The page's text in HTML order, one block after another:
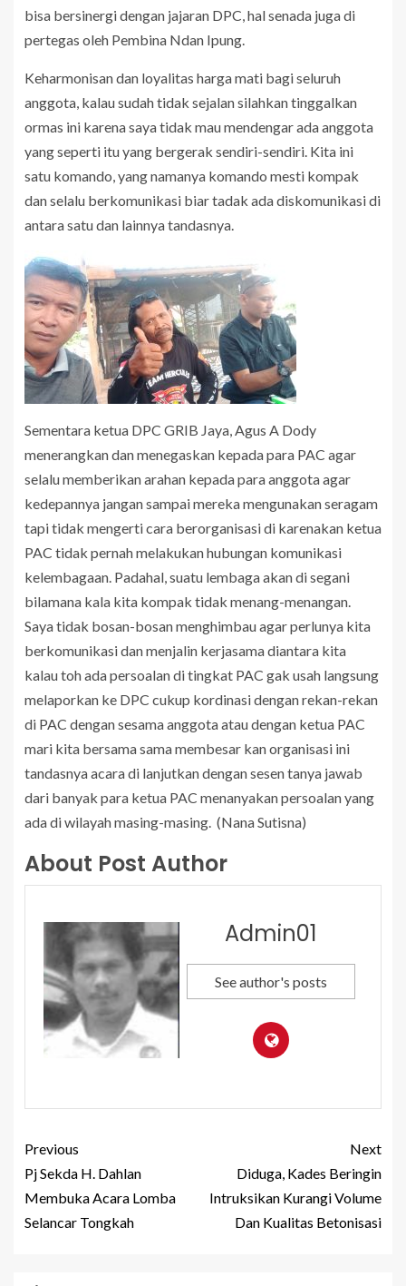
bisa bersinergi dengan jajaran DPC, hal senada juga di
pertegas oleh Pembina Ndan Ipung.
Keharmonisan dan loyalitas harga mati bagi seluruh
anggota, kalau sudah tidak sejalan silahkan tinggalkan
ormas ini karena saya tidak mau mendengar ada anggota
yang seperti itu yang bergerak sendiri-sendiri. Kita ini
satu komando, yang namanya komando mesti kompak
dan selalu berkomunikasi biar tadak ada diskomunikasi di
antara satu dan lainnya tandasnya.
Sementara ketua DPC GRIB Jaya, Agus A Dody
menerangkan dan menegaskan kepada para PAC agar
selalu memberikan arahan kepada para anggota agar
kedepannya jangan sampai mereka mengunakan seragam
tapi tidak mengerti cara berorganisasi di karenakan ketua
PAC tidak pernah melakukan hubungan komunikasi
kelembagaan. Padahal, suatu lembaga akan di segani
bilamana kala kita kompak tidak menang-menangan.
Saya tidak bosan-bosan menghimbau agar perlunya kita
berkomunikasi dan menjalin kerjasama diantara kita
kalau toh ada persoalan di tingkat PAC gak usah langsung
melaporkan ke DPC cukup kordinasi dengan rekan-rekan
di PAC dengan sesama anggota atau dengan ketua PAC
mari kita bersama sama membesar kan organisasi ini
tandasnya acara di lanjutkan dengan sesen tanya jawab
dari banyak para ketua PAC menanyakan persoalan yang
ada di wilayah masing-masing. (Nana Sutisna)
About Post Author
Admin01
See author's posts
Previous
Pj Sekda H. Dahlan
Membuka Acara Lomba
Selancar Tongkah
Next
Diduga, Kades Beringin
Intruksikan Kurangi Volume
Dan Kualitas Betonisasi